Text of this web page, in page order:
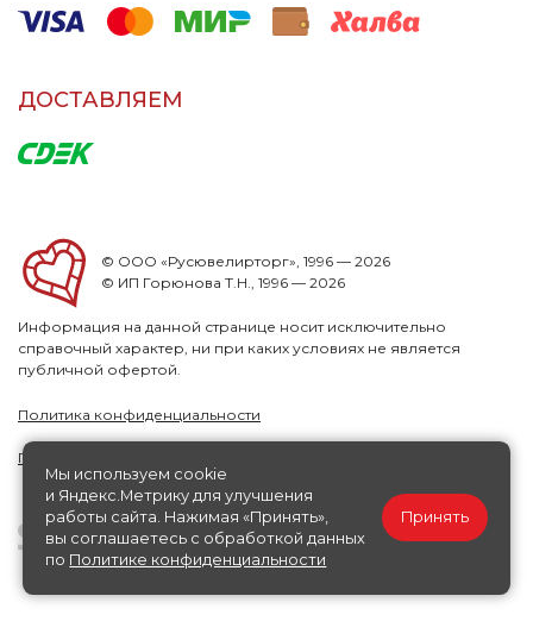
ДОСТАВЛЯЕМ
© ООО «Русювелирторг», 1996 — 2026
© ИП Горюнова Т.Н., 1996 — 2026
Информация на данной странице носит исключительно
справочный характер, ни при каких условиях не является
публичной офертой.
Политика конфиденциальности
Публичная офера
Мы используем cookie
и Яндекс.Метрику для улучшения
работы сайта. Нажимая «Принять»,
вы соглашаетесь с обработкой данных
по Политике конфиденциальности
Принять